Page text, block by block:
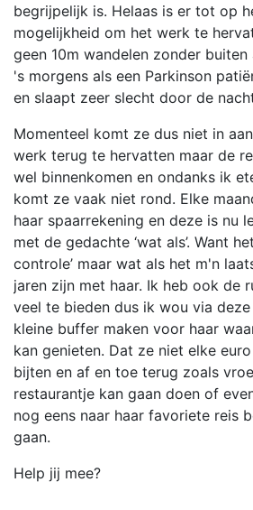
begrijpelijk is. Helaas is er tot op
mogelijkheid om het werk te
geen 10m wandelen zonder
's morgens als een Parkinson
en slaapt zeer slecht door de
Momenteel komt ze dus niet in
werk terug te hervatten maar de
wel binnenkomen en ondanks ik
komt ze vaak niet rond. Elke
haar spaarrekening en deze is nu
met de gedachte ‘wat als’. Want
controle’ maar wat als het m'n
jaren zijn met haar. Ik heb ook de
veel te bieden dus ik wou via
kleine buffer maken voor haar
kan genieten. Dat ze niet elke
bijten en af en toe terug zoals
restaurantje kan gaan doen of
nog eens naar haar favoriete reis
gaan.
Help jij mee?